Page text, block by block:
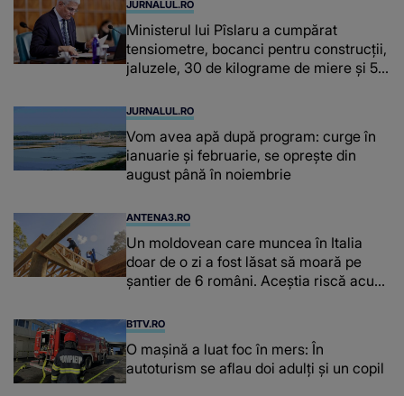
JURNALUL.RO
Ministerul lui Pîslaru a cumpărat
tensiometre, bocanci pentru construcții,
jaluzele, 30 de kilograme de miere și 50
JURNALUL.RO
Vom avea apă după program: curge în
ianuarie și februarie, se oprește din
august până în noiembrie
ANTENA3.RO
Un moldovean care muncea în Italia
doar de o zi a fost lăsat să moară pe
şantier de 6 români. Aceștia riscă acum
B1TV.RO
O maşină a luat foc în mers: În
autoturism se aflau doi adulți și un copil